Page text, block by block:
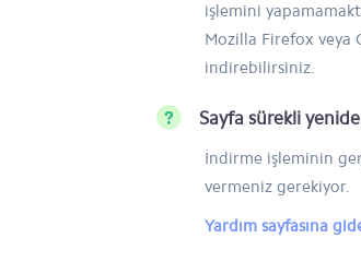
işlemini
Mozilla Firefox veya
indirebilirsiniz.
Sayfa sürekli
İndirme işleminin
vermeniz gerekiyor.
Yardım sayfasına